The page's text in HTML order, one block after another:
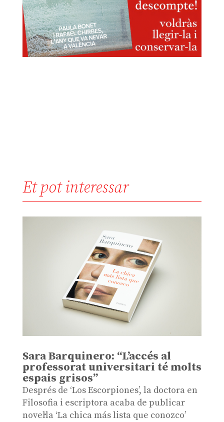
Et pot interessar
Sara Barquinero: “L’accés al
professorat universitari té molts
espais grisos”
Després de ‘Los Escorpiones’, la doctora en
Filosofia i escriptora acaba de publicar
novel·la ‘La chica más lista que conozco’